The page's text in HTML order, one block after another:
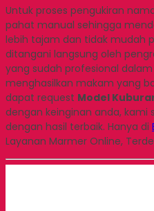
Untuk proses pengukiran
pahat manual sehingga
lebih tajam dan tidak mudah
ditangani langsung oleh
yang sudah profesional
menghasilkan makam yang
dapat request Model
dengan keinginan anda,
dengan hasil terbaik. Hanya di
Layanan Marmer Online,